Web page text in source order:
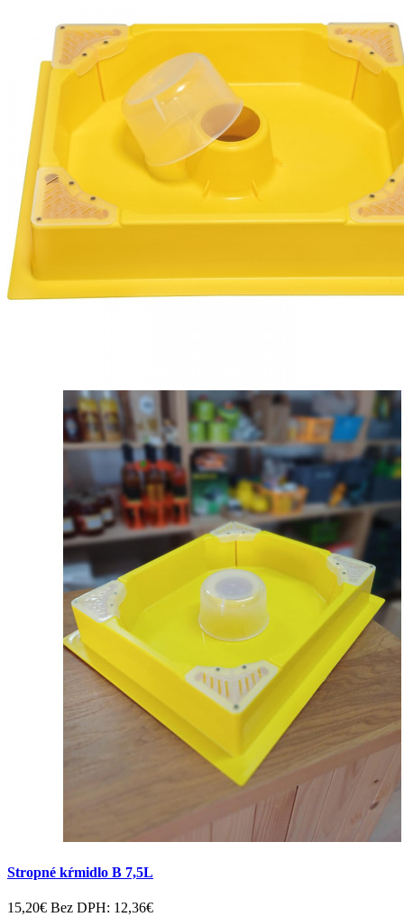
Stropné kŕmidlo B 7,5L
15,20€ Bez DPH: 12,36€